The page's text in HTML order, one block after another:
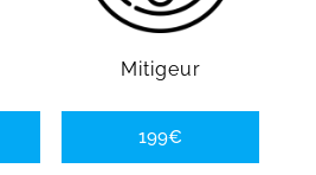
Mitigeur
199€